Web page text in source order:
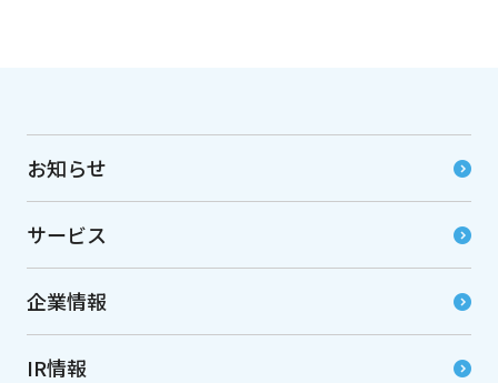
お知らせ
サービス
企業情報
IR情報